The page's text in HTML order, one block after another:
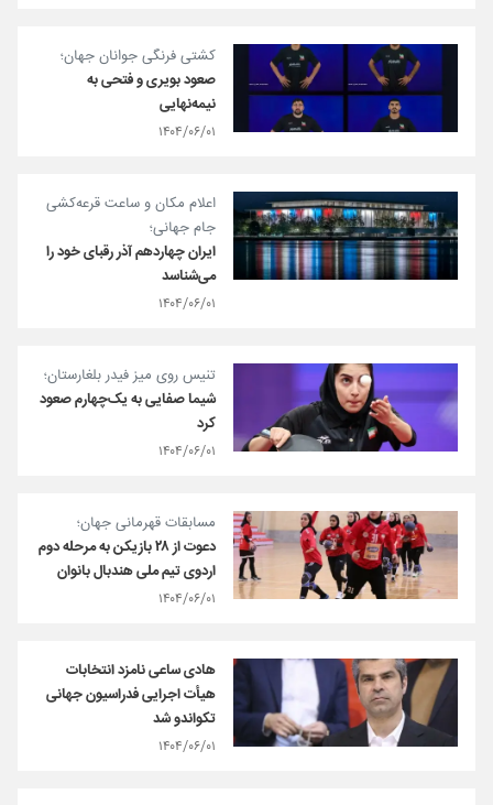
کشتی فرنگی جوانان جهان؛
صعود بویری و فتحی به
نیمه‌نهایی
۱۴۰۴/۰۶/۰۱
اعلام مکان و ساعت قرعه‌کشی
جام جهانی؛
ایران چهاردهم آذر رقبای خود را
می‌شناسد
۱۴۰۴/۰۶/۰۱
تنیس روی میز فیدر بلغارستان؛
شیما صفایی به یک‌چهارم صعود
کرد
۱۴۰۴/۰۶/۰۱
مسابقات قهرمانی جهان؛
دعوت از ۲۸ بازیکن به مرحله دوم
اردوی تیم ملی هندبال بانوان
۱۴۰۴/۰۶/۰۱
هادی ساعی نامزد انتخابات
هیأت اجرایی فدراسیون جهانی
تکواندو شد
۱۴۰۴/۰۶/۰۱